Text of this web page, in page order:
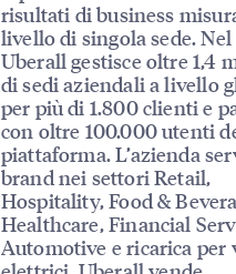
risultati di business
livello di singola sede. Nel
Uberall gestisce oltre 1,4
di sedi aziendali a livello
per più di 1.800 clienti e
con oltre 100.000 utenti
piattaforma. L’azienda
brand nei settori Retail,
Hospitality, Food &
Healthcare, Financial
Automotive e ricarica per